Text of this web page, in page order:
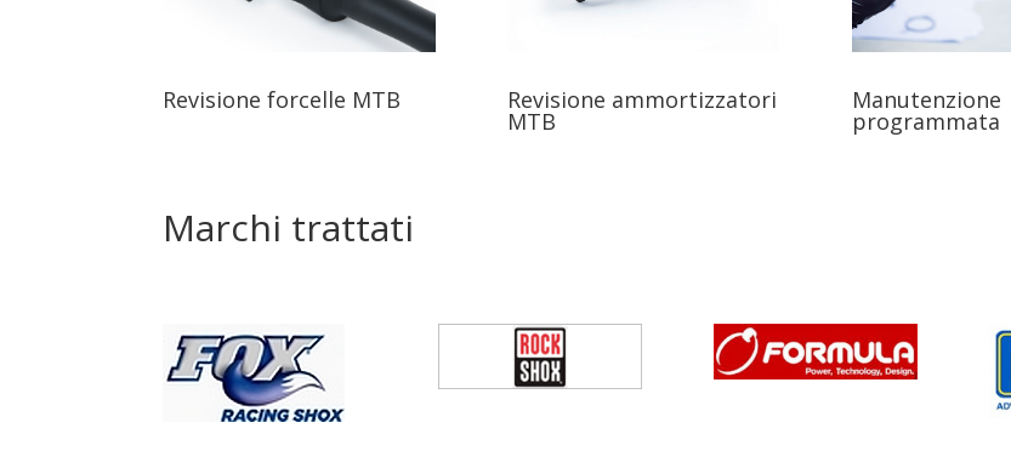
Revisione forcelle MTB Revisione ammortizzatori
MTB
Manutenzione
programmata
Marchi trattati